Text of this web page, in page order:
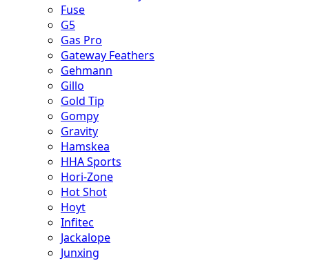
Fuse
G5
Gas Pro
Gateway Feathers
Gehmann
Gillo
Gold Tip
Gompy
Gravity
Hamskea
HHA Sports
Hori-Zone
Hot Shot
Hoyt
Infitec
Jackalope
Junxing